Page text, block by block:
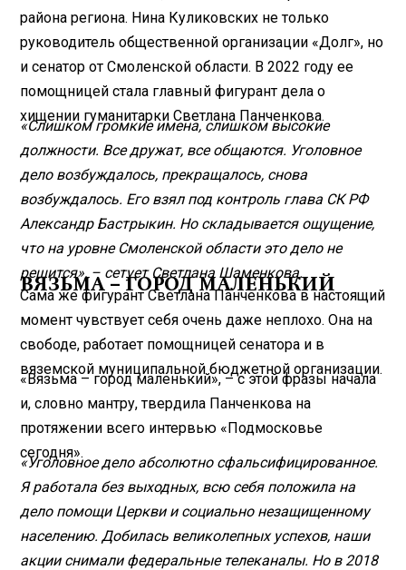
района региона. Нина Куликовских не только
руководитель общественной организации «Долг», но
и сенатор от Смоленской области. В 2022 году ее
помощницей стала главный фигурант дела о
хищении гуманитарки Светлана Панченкова.
«Слишком громкие имена, слишком высокие
должности. Все дружат, все общаются. Уголовное
дело возбуждалось, прекращалось, снова
возбуждалось. Его взял под контроль глава СК РФ
Александр Бастрыкин. Но складывается ощущение,
что на уровне Смоленской области это дело не
решится», – сетует Светлана Шаменкова.
ВЯЗЬМА – ГОРОД МАЛЕНЬКИЙ
Сама же фигурант Светлана Панченкова в настоящий
момент чувствует себя очень даже неплохо. Она на
свободе, работает помощницей сенатора и в
вяземской муниципальной бюджетной организации.
«Вязьма – город маленький», – с этой фразы начала
и, словно мантру, твердила Панченкова на
протяжении всего интервью «Подмосковье
сегодня».
«Уголовное дело абсолютно сфальсифицированное.
Я работала без выходных, всю себя положила на
дело помощи Церкви и социально незащищенному
населению. Добилась великолепных успехов, наши
акции снимали федеральные телеканалы. Но в 2018